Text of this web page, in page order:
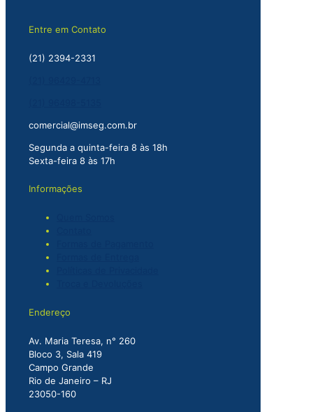
Entre em Contato
(21) 2394-2331
comercial@imseg.com.br
Segunda a quinta-feira 8 às 18h
Sexta-feira 8 às 17h
Informações
Endereço
Av. Maria Teresa, n° 260
Bloco 3, Sala 419
Campo Grande
Rio de Janeiro – RJ
23050-160